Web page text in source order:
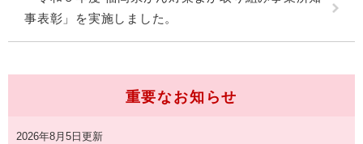
事表彰」を実施しました。
重要なお知らせ
2026年8月5日更新